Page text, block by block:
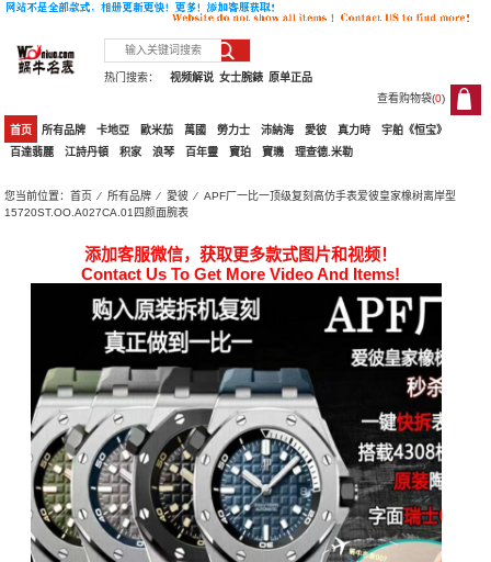
热门搜索： 原单正品
女士腕錶
视频解说
查看购物袋(0)
0
首页 所有品牌 卡地亞 歐米茄 萬國 勞力士 沛納海 愛彼 真力時
宇舶《恒宝》
百達翡麗
江詩丹頓 积家 浪琴 百年靈 寶珀 寶璣 理查德.米勒
您当前位置：首页 ⁄所有品牌 ⁄愛彼 ⁄ APF厂一比一顶级复刻高仿手表爱彼皇家橡树离岸型
15720ST.OO.A027CA.01四颜面腕表
添加客服微信，获取更多款式图片和视频！
Contact Us To Get More Video And Items!